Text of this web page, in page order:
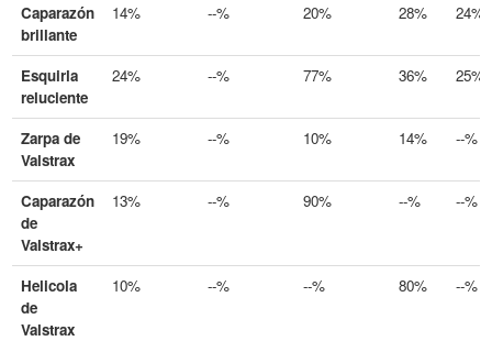
Caparazón
brillante
14% --% 20% 28% 24%
Esquirla
reluciente
24% --% 77% 36% 25%
Zarpa de
Valstrax
19% --% 10% 14% --%
Caparazón
de
Valstrax+
13% --% 90% --% --%
Helicola
de
Valstrax
10% --% --% 80% --%